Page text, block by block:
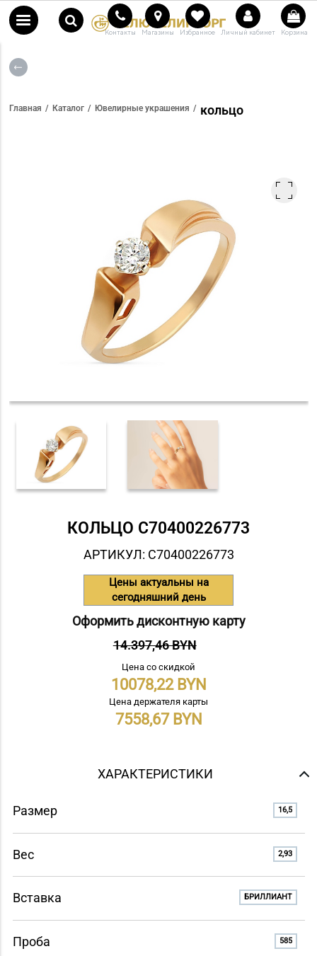
Контакты Магазины Избранное Личный кабинет Корзина
Главная Каталог Ювелирные украшения кольцо
КОЛЬЦО С70400226773
АРТИКУЛ: С70400226773
Цены актуальны на
сегодняшний день
Оформить дисконтную карту
14.397,46 BYN
Цена со скидкой
10078,22
Цена держателя карты
7558,67
ХАРАКТЕРИСТИКИ
Размер 16,5
Вес 2,93
Вставка БРИЛЛИАНТ
Проба 585